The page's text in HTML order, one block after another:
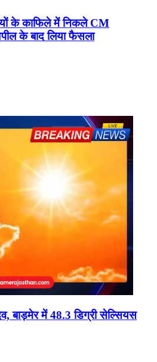
के काफिले में न‍िकले CM
के बाद ल‍िया फैसला
बाड़मेर में 48.3 ड‍िग्री सेल्‍स‍ियस